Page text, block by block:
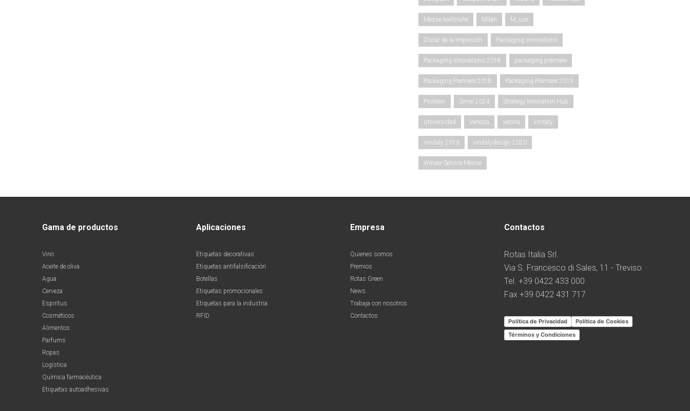
Messe karlsruhe Milan M_use
Oscar de la Impresión Packaging Innovations
Packaging Innovations 2018 packaging premiere
Packaging Premiere 2018 Packaging Premiere 2019
ProWein Simei 2024 Strategy Innovation Hub
Universidad Venezia verona vinitaly
Vinitaly 2019 vinitalydesign 2020
Winzer-Service Messe
Gama de productos
Vino
Aceite de oliva
Agua
Cerveza
Espiritus
Cosméticos
Alimentos
Parfums
Ropas
Logística
Química farmacéutica
Etiquetas autoadhesivas
Aplicaciones
Etiquetas decorativas
Etiquetas antifalsificación
Botellas
Etiquetas promocionales
Etiquetas para la industria
RFID
Empresa
Quienes somos
Premios
Rotas Green
News
Trabaja con nosotros
Contactos
Contactos
Rotas Italia Srl.
Via S. Francesco di Sales, 11 - Treviso
Tel. +39 0422 433 000
Fax +39 0422 431 717
Política de Privacidad
Política de Cookies
Términos y Condiciones